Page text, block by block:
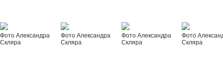
Фото Александра
Скляра
Фото Александра
Скляра
Фото Александра
Скляра
Фото
Скляра